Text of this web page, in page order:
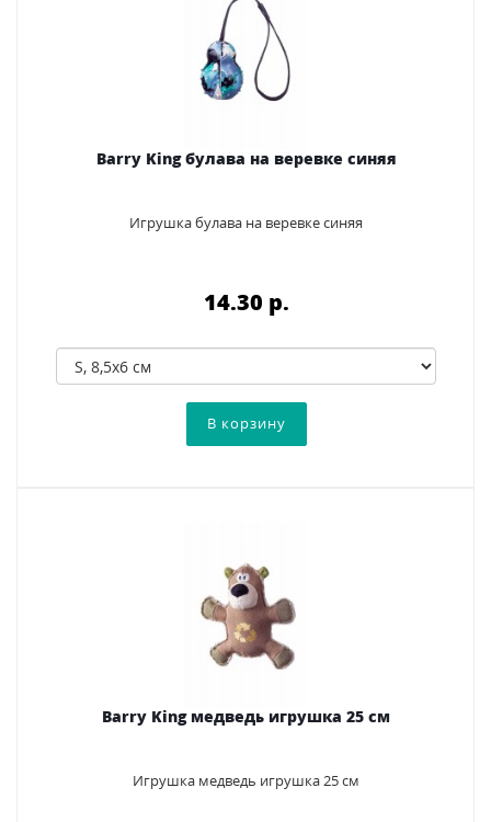
Barry King булава на веревке синяя
Игрушка булава на веревке синяя
14.30 p.
Barry King медведь игрушка 25 см
Игрушка медведь игрушка 25 см